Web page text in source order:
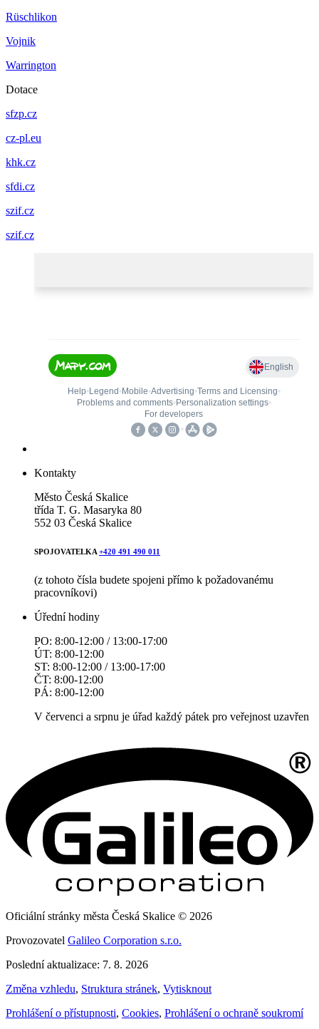
Rüschlikon
Vojnik
Warrington
Dotace
sfzp.cz
cz-pl.eu
khk.cz
sfdi.cz
szif.cz
szif.cz
Kontakty
Město Česká Skalice
třída T. G. Masaryka 80
552 03 Česká Skalice
SPOJOVATELKA+420 491 490 011
(z tohoto čísla budete spojeni přímo k požadovanému
pracovníkovi)
Úřední hodiny
PO: 8:00-12:00 / 13:00-17:00
ÚT: 8:00-12:00
ST: 8:00-12:00 / 13:00-17:00
ČT: 8:00-12:00
PÁ: 8:00-12:00
V červenci a srpnu je úřad každý pátek pro veřejnost uzavřen
Oficiální stránky města Česká Skalice © 2026
Provozovatel Galileo Corporation s.r.o.
Poslední aktualizace: 7. 8. 2026
Změna vzhledu, Struktura stránek, Vytisknout
Prohlášení o přístupnosti, Cookies, Prohlášení o ochraně soukromí